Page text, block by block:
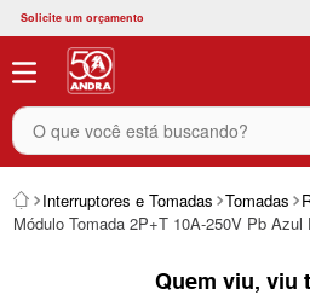
Solicite um orçamento
O que você está buscando?
Interruptores e Tomadas Tomadas
Módulo Tomada 2P+T 10A-250V Pb Azul
Quem viu, viu